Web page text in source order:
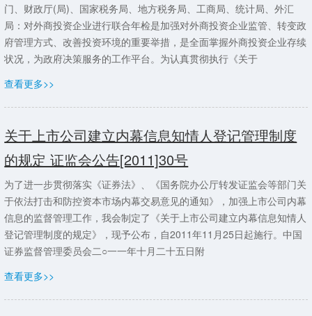
门、财政厅(局)、国家税务局、地方税务局、工商局、统计局、外汇
局：对外商投资企业进行联合年检是加强对外商投资企业监管、转变政
府管理方式、改善投资环境的重要举措，是全面掌握外商投资企业存续
状况，为政府决策服务的工作平台。为认真贯彻执行《关于
查看更多>>
关于上市公司建立内幕信息知情人登记管理制度
的规定 证监会公告[2011]30号
为了进一步贯彻落实《证券法》、《国务院办公厅转发证监会等部门关
于依法打击和防控资本市场内幕交易意见的通知》，加强上市公司内幕
信息的监督管理工作，我会制定了《关于上市公司建立内幕信息知情人
登记管理制度的规定》，现予公布，自2011年11月25日起施行。中国
证券监督管理委员会二○一一年十月二十五日附
查看更多>>